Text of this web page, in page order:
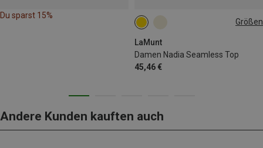
Du sparst 15%
Größen
LaMunt
Damen Nadia Seamless Top
45,46 €
L|M
Andere Kunden kauften auch